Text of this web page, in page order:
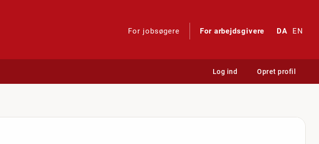
For jobsøgere For arbejdsgivere DA EN
Log ind Opret profil